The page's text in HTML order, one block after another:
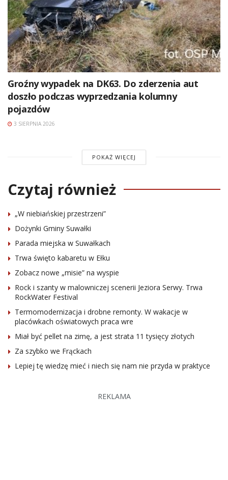
Groźny wypadek na DK63. Do zderzenia aut
doszło podczas wyprzedzania kolumny
pojazdów
3 SIERPNIA 2026
POKAŻ WIĘCEJ
Czytaj również
„W niebiańskiej przestrzeni”
Dożynki Gminy Suwałki
Parada miejska w Suwałkach
Trwa święto kabaretu w Ełku
Zobacz nowe „misie” na wyspie
Rock i szanty w malowniczej scenerii Jeziora Serwy. Trwa
RockWater Festival
Termomodernizacja i drobne remonty. W wakacje w
placówkach oświatowych praca wre
Miał być pellet na zimę, a jest strata 11 tysięcy złotych
Za szybko we Frąckach
Lepiej tę wiedzę mieć i niech się nam nie przyda w praktyce
REKLAMA